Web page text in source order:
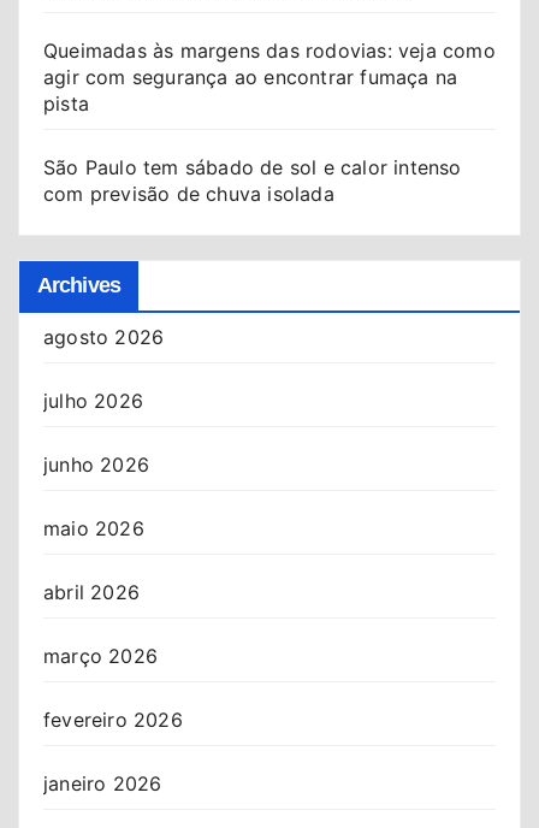
Queimadas às margens das rodovias: veja como
agir com segurança ao encontrar fumaça na
pista
São Paulo tem sábado de sol e calor intenso
com previsão de chuva isolada
Archives
agosto 2026
julho 2026
junho 2026
maio 2026
abril 2026
março 2026
fevereiro 2026
janeiro 2026